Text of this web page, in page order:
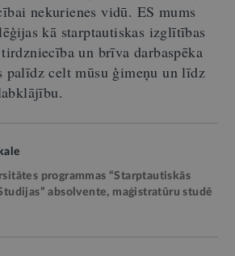
nekurienes vidū. ES mums
kā starptautiskas izglītības
un brīva darbaspēka
palīdz celt mūsu ģimeņu un līdz
programmas “Starptautiskās
absolvente, maģistratūru studē